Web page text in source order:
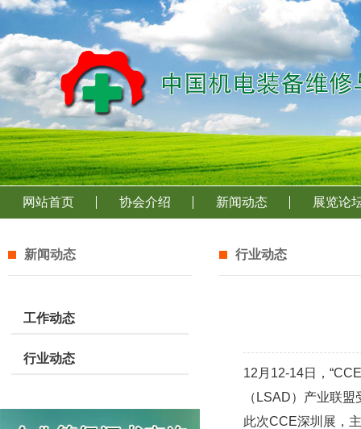
网站首页 协会介绍 新闻动态 展览论
新闻动态
工作动态
行业动态
行业动态
12月12-14日，
（LSAD）产业联
此次CCE深圳展，